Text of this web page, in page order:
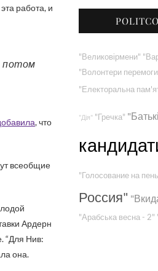
работа, и
, что
всеобщие
Ардерн
“Для Нив:
она.
"Великовірмени"
"Волонтери
"Електоральна
"Дія" "Гречка"
"Голосование на
Россия"
"Арабська весна - 2"